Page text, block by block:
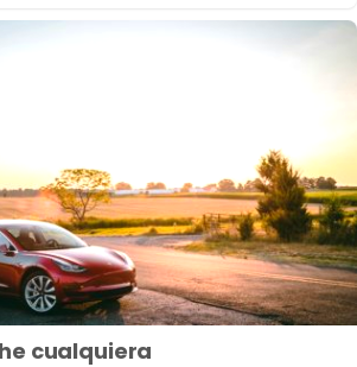
cualquiera